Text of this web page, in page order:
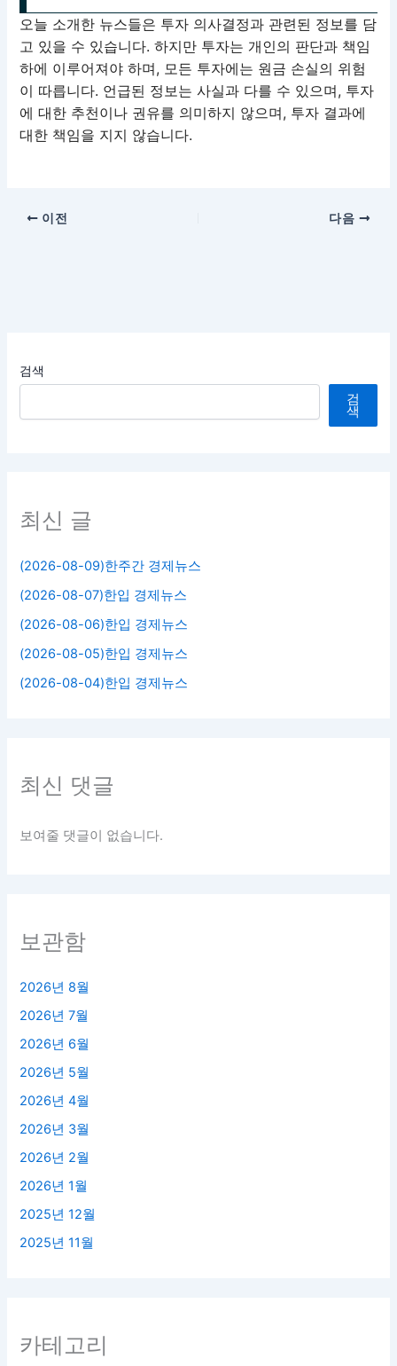
검색
검
색
최신 글
(2026-08-09)한주간 경제뉴스
(2026-08-07)한입 경제뉴스
(2026-08-06)한입 경제뉴스
(2026-08-05)한입 경제뉴스
(2026-08-04)한입 경제뉴스
최신 댓글
보여줄 댓글이 없습니다.
보관함
2026년 8월
2026년 7월
2026년 6월
2026년 5월
2026년 4월
2026년 3월
2026년 2월
2026년 1월
2025년 12월
2025년 11월
카테고리
오늘 소개한 뉴스들은 투자 의사결정과 관련된 정보를 담
고 있을 수 있습니다. 하지만 투자는 개인의 판단과 책임
하에 이루어져야 하며, 모든 투자에는 원금 손실의 위험
이 따릅니다. 언급된 정보는 사실과 다를 수 있으며, 투자
에 대한 추천이나 권유를 의미하지 않으며, 투자 결과에
대한 책임을 지지 않습니다.
이전 다음